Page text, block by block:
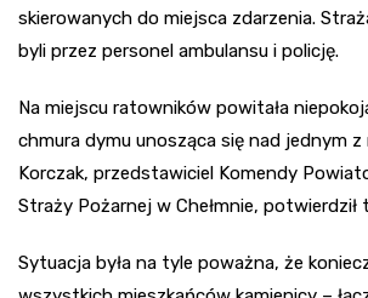
skierowanych do miejsca zdarzenia.
byli przez personel ambulansu i policję.
Na miejscu ratowników powitała
chmura dymu unosząca się nad jednym z
Korczak, przedstawiciel Komendy
Straży Pożarnej w Chełmnie, potwierdził
Sytuacja była na tyle poważna, że